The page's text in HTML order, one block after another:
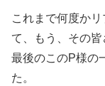
これまで何度か
て、もう、その皆
最後のこのP様の
た。